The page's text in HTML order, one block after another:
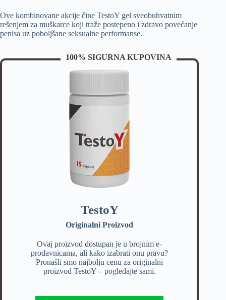
Ove kombinovane akcije čine TestoY gel sveobuhvatnim
rešenjem za muškarce koji traže postepeno i zdravo povećanje
penisa uz poboljšane seksualne performanse.
100% SIGURNA KUPOVINA
TestoY
Originalni Proizvod
Ovaj proizvod dostupan je u brojnim e-
prodavnicama, ali kako izabrati onu pravu?
Pronašli smo najbolju cenu za originalni
proizvod TestoY – pogledajte sami.